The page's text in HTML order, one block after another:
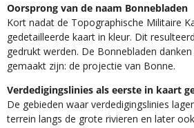
Oorsprong van de naam Bonnebladen
Kort nadat de Topographische Militaire
gedetailleerde kaart in kleur. Dit
gedrukt werden. De Bonnebladen
gemaakt zijn: de projectie van Bonne.
Verdedigingslinies als eerste in kaart
De gebieden waar verdedigingslinies
terrein langs de grote rivieren en later